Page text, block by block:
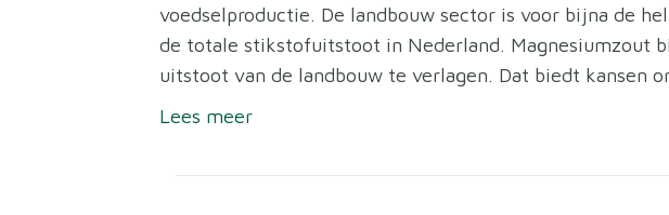
voedselproductie. De landbouw sector is voor bijna de
de totale stikstofuitstoot in Nederland. Magnesiumzout
uitstoot van de landbouw te verlagen. Dat biedt kansen
Lees meer